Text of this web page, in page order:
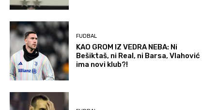
FUDBAL
KAO GROM IZ VEDRA NEBA: Ni
Bešiktaš, ni Real, ni Barsa, Vlahović
ima novi klub?!